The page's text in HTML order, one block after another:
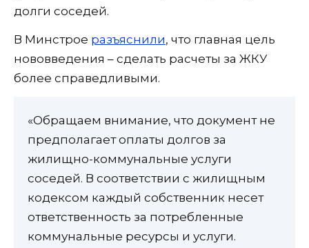
долги соседей.
В Минстрое разъяснили, что главная цель
нововведения – сделать расчеты за ЖКУ
более справедливыми.
«Обращаем внимание, что документ не
предполагает оплаты долгов за
жилищно-коммунальные услуги
соседей. В соответствии с жилищным
кодексом каждый собственник несет
ответственность за потребленные
коммунальные ресурсы и услуги.